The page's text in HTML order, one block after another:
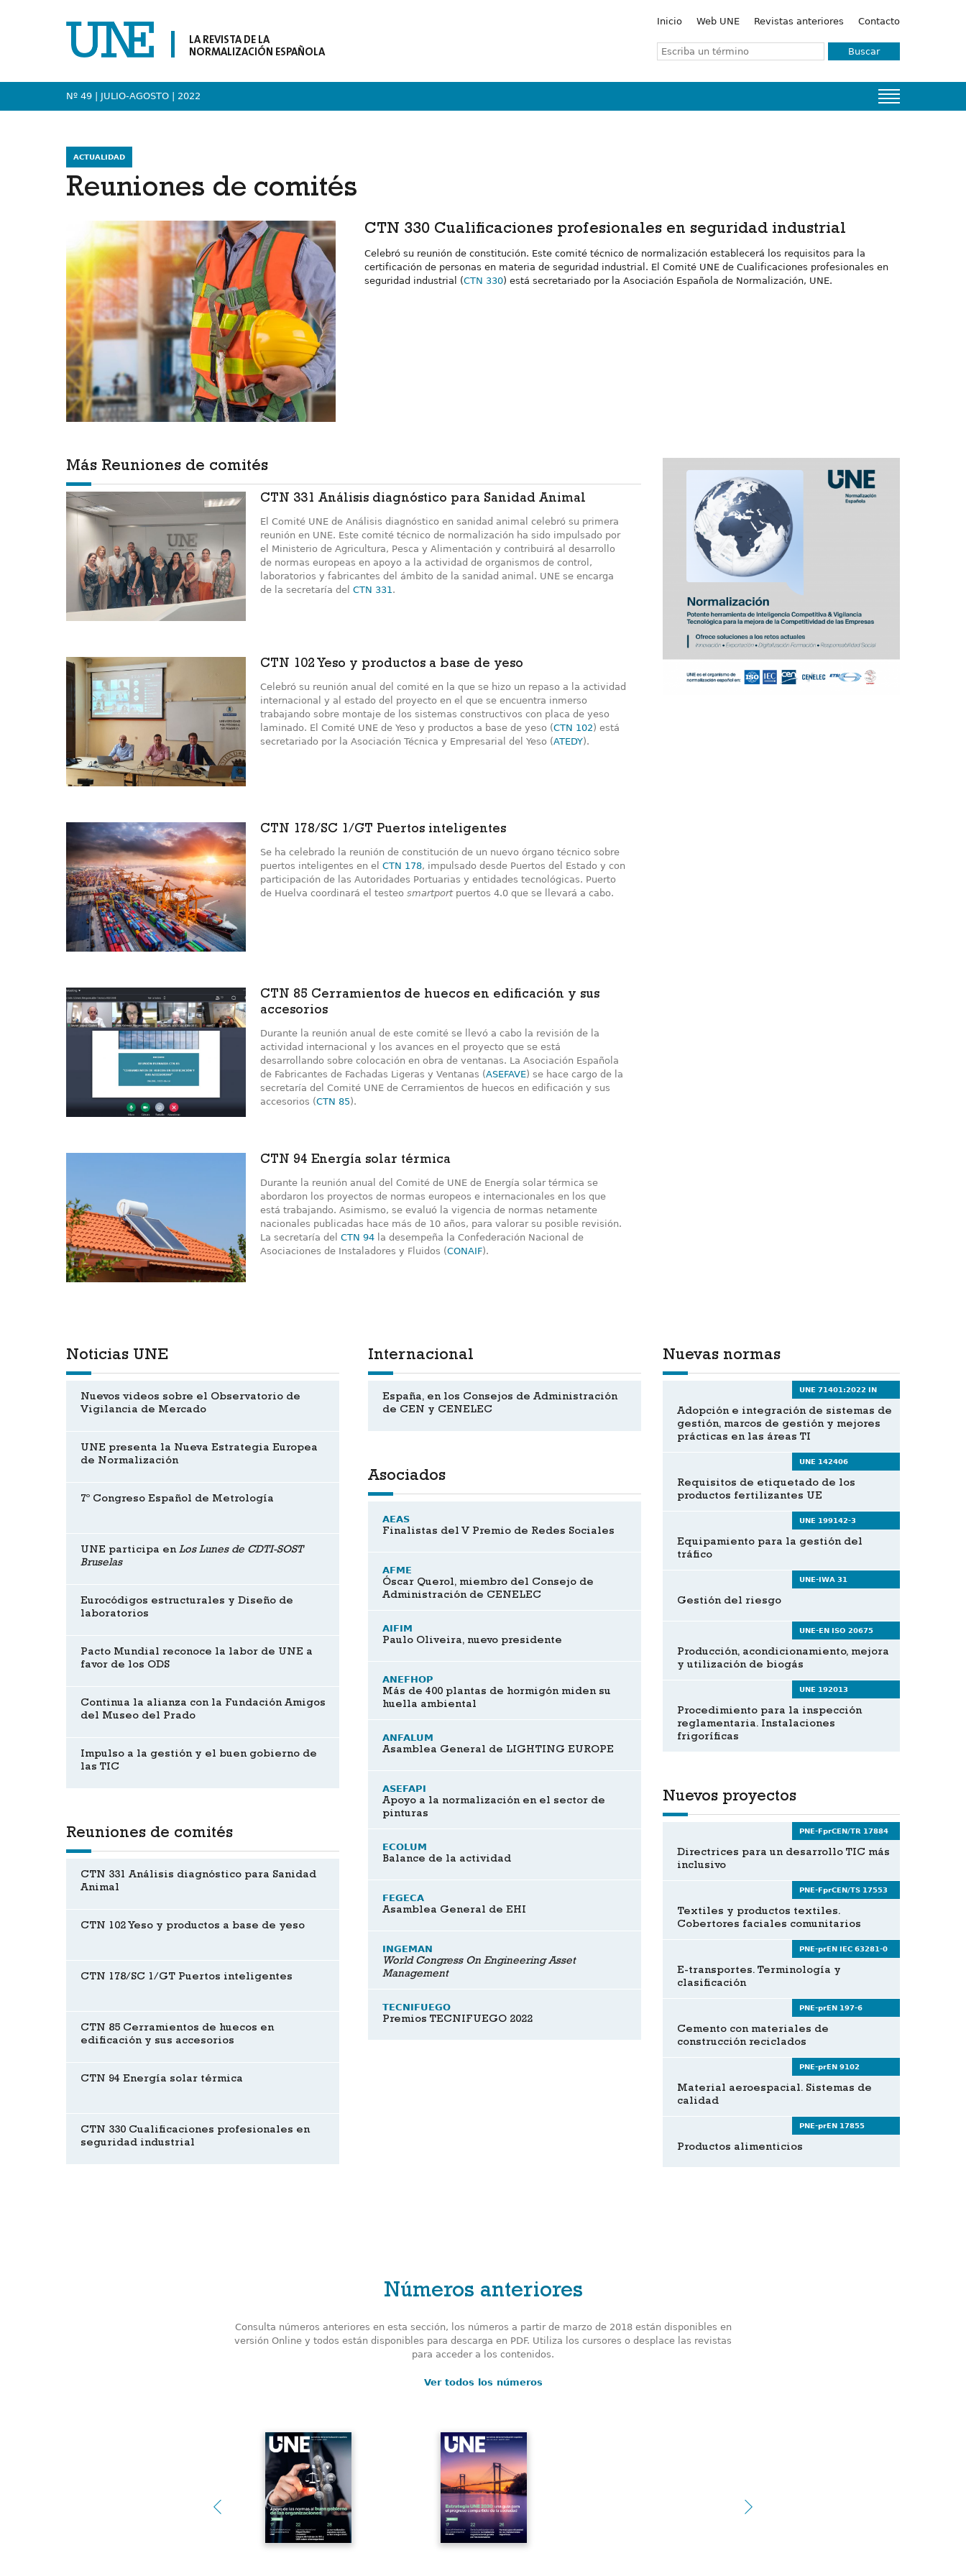
LA REVISTA DE LA
NORMALIZACIÓN ESPAÑOLA
Inicio Web UNE Revistas anteriores Contacto
Buscar
Nº 49 | JULIO-AGOSTO | 2022
ACTUALIDAD
Reuniones de comités
CTN 330 Cualificaciones profesionales en seguridad industrial
Celebró su reunión de constitución. Este comité técnico de normalización establecerá los requisitos para la
certificación de personas en materia de seguridad industrial. El Comité UNE de Cualificaciones profesionales en
seguridad industrial (CTN 330) está secretariado por la Asociación Española de Normalización, UNE.
Más Reuniones de comités
CTN 331 Análisis diagnóstico para Sanidad Animal
El Comité UNE de Análisis diagnóstico en sanidad animal celebró su primera
reunión en UNE. Este comité técnico de normalización ha sido impulsado por
el Ministerio de Agricultura, Pesca y Alimentación y contribuirá al desarrollo
de normas europeas en apoyo a la actividad de organismos de control,
laboratorios y fabricantes del ámbito de la sanidad animal. UNE se encarga
de la secretaría del CTN 331.
CTN 102 Yeso y productos a base de yeso
Celebró su reunión anual del comité en la que se hizo un repaso a la actividad
internacional y al estado del proyecto en el que se encuentra inmerso
trabajando sobre montaje de los sistemas constructivos con placa de yeso
laminado. El Comité UNE de Yeso y productos a base de yeso (CTN 102) está
secretariado por la Asociación Técnica y Empresarial del Yeso (ATEDY).
CTN 178/SC 1/GT Puertos inteligentes
Se ha celebrado la reunión de constitución de un nuevo órgano técnico sobre
puertos inteligentes en el CTN 178, impulsado desde Puertos del Estado y con
participación de las Autoridades Portuarias y entidades tecnológicas. Puerto
de Huelva coordinará el testeo smartportpuertos 4.0 que se llevará a cabo.
CTN 85 Cerramientos de huecos en edificación y sus
accesorios
Durante la reunión anual de este comité se llevó a cabo la revisión de la
actividad internacional y los avances en el proyecto que se está
desarrollando sobre colocación en obra de ventanas. La Asociación Española
de Fabricantes de Fachadas Ligeras y Ventanas (ASEFAVE) se hace cargo de la
secretaría del Comité UNE de Cerramientos de huecos en edificación y sus
accesorios (CTN 85).
CTN 94 Energía solar térmica
Durante la reunión anual del Comité de UNE de Energía solar térmica se
abordaron los proyectos de normas europeos e internacionales en los que
está trabajando. Asimismo, se evaluó la vigencia de normas netamente
nacionales publicadas hace más de 10 años, para valorar su posible revisión.
La secretaría del CTN 94 la desempeña la Confederación Nacional de
Asociaciones de Instaladores y Fluidos (CONAIF).
Nuevas normas
UNE 71401:2022 IN
Adopción e integración de sistemas de
gestión, marcos de gestión y mejores
prácticas en las áreas TI
UNE 142406
Requisitos de etiquetado de los
productos fertilizantes UE
UNE 199142-3
Equipamiento para la gestión del
tráfico
UNE-IWA 31
Gestión del riesgo
UNE-EN ISO 20675
Producción, acondicionamiento, mejora
y utilización de biogás
UNE 192013
Procedimiento para la inspección
reglamentaria. Instalaciones
frigoríficas
Nuevos proyectos
PNE-FprCEN/TR 17884
Directrices para un desarrollo TIC más
inclusivo
PNE-FprCEN/TS 17553
Textiles y productos textiles.
Cobertores faciales comunitarios
PNE-prEN IEC 63281-0
E-transportes. Terminología y
clasificación
PNE-prEN 197-6
Cemento con materiales de
construcción reciclados
PNE-prEN 9102
Material aeroespacial. Sistemas de
calidad
PNE-prEN 17855
Productos alimenticios
Noticias UNE
Nuevos videos sobre el Observatorio de
Vigilancia de Mercado
UNE presenta la Nueva Estrategia Europea
de Normalización
7º Congreso Español de Metrología
UNE participa en Los Lunes de CDTI-SOST
Bruselas
Eurocódigos estructurales y Diseño de
laboratorios
Pacto Mundial reconoce la labor de UNE a
favor de los ODS
Continua la alianza con la Fundación Amigos
del Museo del Prado
Impulso a la gestión y el buen gobierno de
las TIC
Reuniones de comités
CTN 331 Análisis diagnóstico para Sanidad
Animal
CTN 102 Yeso y productos a base de yeso
CTN 178/SC 1/GT Puertos inteligentes
CTN 85 Cerramientos de huecos en
edificación y sus accesorios
CTN 94 Energía solar térmica
CTN 330 Cualificaciones profesionales en
seguridad industrial
Internacional
España, en los Consejos de Administración
de CEN y CENELEC
Asociados
AEAS
Finalistas del V Premio de Redes Sociales
AFME
Óscar Querol, miembro del Consejo de
Administración de CENELEC
AIFIM
Paulo Oliveira, nuevo presidente
ANEFHOP
Más de 400 plantas de hormigón miden su
huella ambiental
ANFALUM
Asamblea General de LIGHTING EUROPE
ASEFAPI
Apoyo a la normalización en el sector de
pinturas
ECOLUM
Balance de la actividad
FEGECA
Asamblea General de EHI
INGEMAN
World Congress On Engineering Asset
Management
TECNIFUEGO
Premios TECNIFUEGO 2022
Números anteriores
Consulta números anteriores en esta sección, los números a partir de marzo de 2018 están disponibles en
versión Online y todos están disponibles para descarga en PDF. Utiliza los cursores o desplace las revistas
para acceder a los contenidos.
Ver todos los números